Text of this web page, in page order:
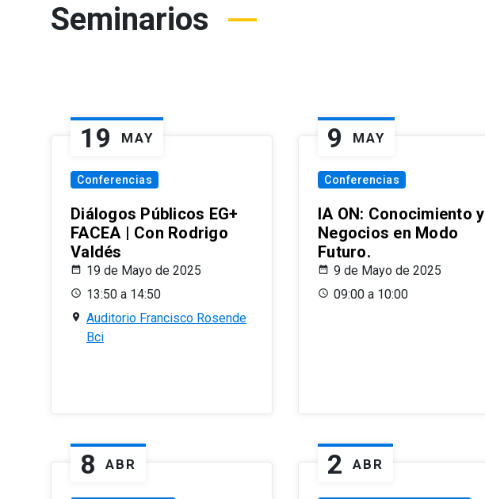
Seminarios
19 MAY
Conferencias
Diálogos Públicos EG+
FACEA | Con Rodrigo
Valdés
19 de Mayo de 2025
13:50 a 14:50
Auditorio Francisco Rosende
Bci
9 MAY
Conferencias
IA ON: Conocimiento y
Negocios en Modo
Futuro.
9 de Mayo de 2025
09:00 a 10:00
8 ABR 2 ABR